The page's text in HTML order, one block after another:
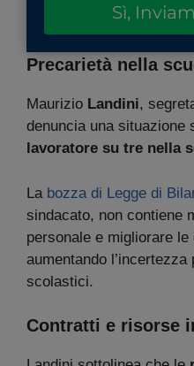
Sì,
Precarietà nella
Maurizio Landini,
denuncia una situazione
lavoratore su tre nella
La bozza di Legge di
sindacato, non contiene
personale e migliorare
aumentando
scolastici.
Contratti e risorse